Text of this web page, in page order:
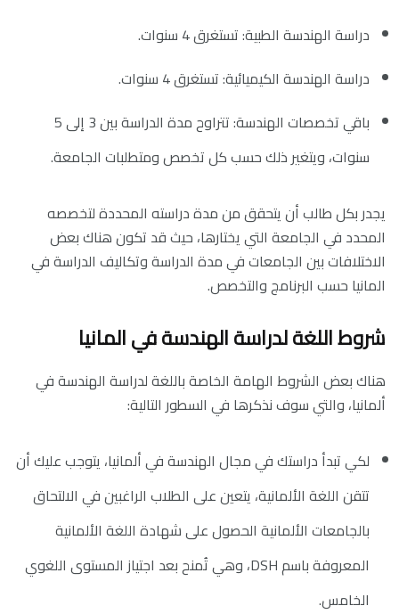
دراسة الهندسة الطبية: تستغرق 4 سنوات.
دراسة الهندسة الكيميائية: تستغرق 4 سنوات.
باقي تخصصات الهندسة: تتراوح مدة الدراسة بين 3 إلى 5
سنوات، ويتغير ذلك حسب كل تخصص ومتطلبات الجامعة.
يجدر بكل طالب أن يتحقق من مدة دراسته المحددة لتخصصه
المحدد في الجامعة التي يختارها، حيث قد تكون هناك بعض
الاختلافات بين الجامعات في مدة الدراسة وتكاليف الدراسة في
المانيا حسب البرنامج والتخصص.
شروط اللغة لدراسة الهندسة في المانيا
هناك بعض الشروط الهامة الخاصة باللغة لدراسة الهندسة في
ألمانيا، والتي سوف نذكرها في السطور التالية:
لكي تبدأ دراستك في مجال الهندسة في ألمانيا، يتوجب عليك أن
تتقن اللغة الألمانية، يتعين على الطلاب الراغبين في الالتحاق
بالجامعات الألمانية الحصول على شهادة اللغة الألمانية
المعروفة باسم DSH، وهي تُمنح بعد اجتياز المستوى اللغوي
الخامس.